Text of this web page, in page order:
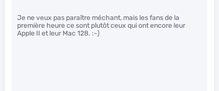
Je ne veux pas paraître méchant, mais les fans de la
première heure ce sont plutôt ceux qui ont encore leur
Apple II et leur Mac 128. :-)